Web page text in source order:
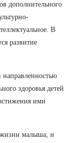
дополнительного
В
развитие
направленностью
здоровья детей
ими
жизни малыша, и